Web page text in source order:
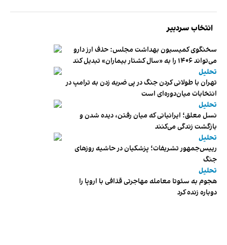
انتخاب سردبیر
سخنگوی کمیسیون بهداشت مجلس: حذف ارز دارو
می‌تواند ۱۴۰۶ را به «سال کشتار بیماران» تبدیل کند
تحلیل
تهران با طولانی کردن جنگ در پی ضربه زدن به ترامپ در
انتخابات میان‌دوره‌ای است
تحلیل
نسل معلق؛ ایرانیانی که میان رفتن، دیده شدن و
بازگشت زندگی می‌کنند
تحلیل
رییس‌جمهور تشریفات؛ پزشکیان در حاشیه روزهای
جنگ
تحلیل
هجوم به سئوتا معامله مهاجرتی قذافی با اروپا را
دوباره زنده کرد